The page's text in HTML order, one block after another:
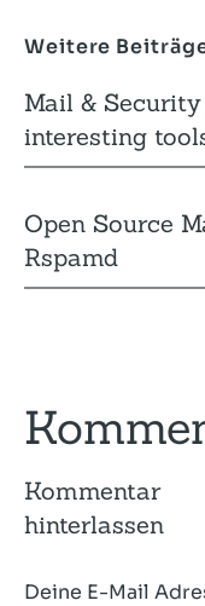
Weitere
Mail &
interesting
Open Source
Rspamd
Kommentar
hinterlassen
Deine E-Mail